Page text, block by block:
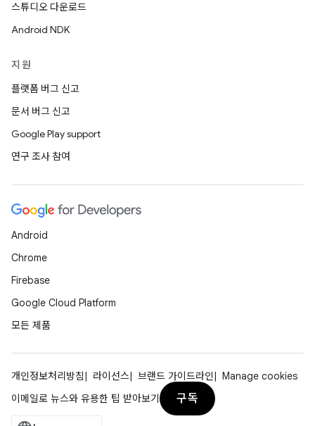
스튜디오 다운로드
Android NDK
지원
플랫폼 버그 신고
문서 버그 신고
Google Play support
연구 조사 참여
Android
Chrome
Firebase
Google Cloud Platform
모든 제품
개인정보처리방침 라이선스 브랜드 가이드라인
Manage cookies
이메일로 뉴스와 유용한 팁 받아보기
구독